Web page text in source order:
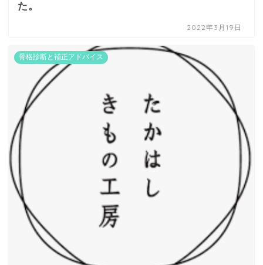
た。
2022年3月19日
骨格診断と補正アドバイス